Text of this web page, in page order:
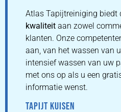
Atlas Tapijtreiniging biedt
kwaliteit aan zowel
klanten. Onze
aan, van het wassen van
intensief wassen van uw
met ons op als u een
informatie wenst.
TAPIJT KUISEN